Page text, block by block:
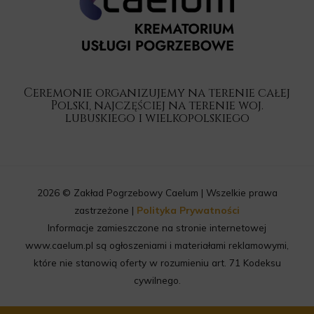
Ceremonie organizujemy na terenie całej
Polski, najczęściej na terenie woj.
lubuskiego i wielkopolskiego
2026 © Zakład Pogrzebowy Caelum | Wszelkie prawa
zastrzeżone | Polityka Prywatności
Informacje zamieszczone na stronie internetowej
www.caelum.pl są ogłoszeniami i materiałami reklamowymi,
które nie stanowią oferty w rozumieniu art. 71 Kodeksu
cywilnego.